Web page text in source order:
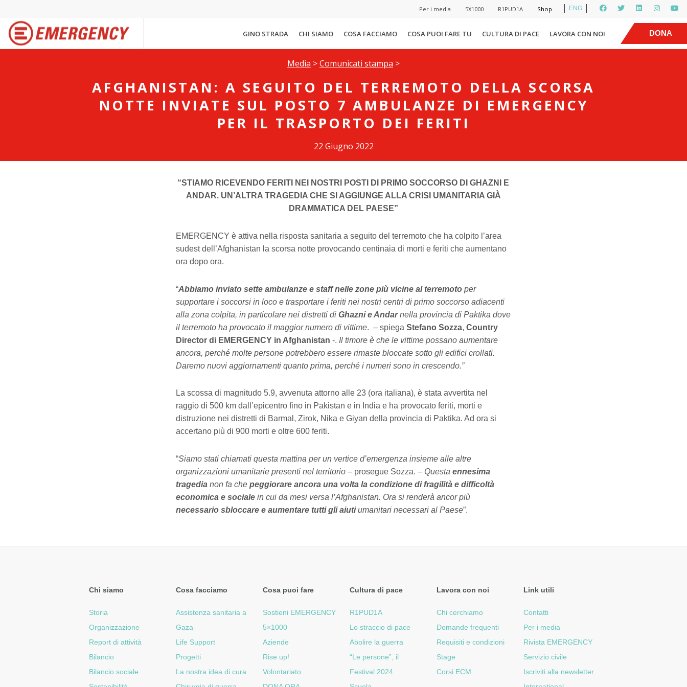
ENG
Per i media 5X1000 R1PUD1A Shop
DONA
GINO STRADA CHI SIAMO COSA FACCIAMO COSA PUOI FARE TU CULTURA DI PACE LAVORA CON NOI
Media >Comunicati stampa >
AFGHANISTAN: A SEGUITO DEL TERREMOTO DELLA SCORSA
NOTTE INVIATE SUL POSTO 7 AMBULANZE DI EMERGENCY
PER IL TRASPORTO DEI FERITI
22 Giugno 2022
“STIAMO RICEVENDO FERITI NEI NOSTRI POSTI DI PRIMO SOCCORSO DI GHAZNI E
ANDAR. UN’ALTRA TRAGEDIA CHE SI AGGIUNGE ALLA CRISI UMANITARIA GIÀ
DRAMMATICA DEL PAESE”
EMERGENCY è attiva nella risposta sanitaria a seguito del terremoto che ha colpito l’area
sudest dell’Afghanistan la scorsa notte provocando centinaia di morti e feriti che aumentano
ora dopo ora.
“Abbiamo inviato sette ambulanze e staff nelle zone più vicine al terremotoper
supportare i soccorsi in loco e trasportare i feriti nei nostri centri di primo soccorso adiacenti
alla zona colpita, in particolare nei distretti di Ghazni e Andarnella provincia di Paktika dove
il terremoto ha provocato il maggior numero di vittime. – spiega Stefano Sozza, Country
Director di EMERGENCY in Afghanistan -. Il timore è che le vittime possano aumentare
ancora, perché molte persone potrebbero essere rimaste bloccate sotto gli edifici crollati.
Daremo nuovi aggiornamenti quanto prima, perché i numeri sono in crescendo.”
La scossa di magnitudo 5.9, avvenuta attorno alle 23 (ora italiana), è stata avvertita nel
raggio di 500 km dall’epicentro fino in Pakistan e in India e ha provocato feriti, morti e
distruzione nei distretti di Barmal, Zirok, Nika e Giyan della provincia di Paktika. Ad ora si
accertano più di 900 morti e oltre 600 feriti.
“Siamo stati chiamati questa mattina per un vertice d’emergenza insieme alle altre
organizzazioni umanitarie presenti nel territorio– prosegue Sozza. – Questa ennesima
tragedianon fa che peggiorare ancora una volta la condizione di fragilità e difficoltà
economica e socialein cui da mesi versa l’Afghanistan. Ora si renderà ancor più
necessario sbloccare e aumentare tutti gli aiutiumanitari necessari al Paese”.
Chi siamo
Storia
Organizzazione
Report di attività
Bilancio
Bilancio sociale
Cosa facciamo
Assistenza sanitaria a
Gaza
Life Support
Progetti
La nostra idea di cura
Cosa puoi fare
Sostieni EMERGENCY
5×1000
Aziende
Rise up!
Volontariato
Cultura di pace
R1PUD1A
Lo straccio di pace
Abolire la guerra
“Le persone”, il
Festival 2024
Lavora con noi
Chi cerchiamo
Domande frequenti
Requisiti e condizioni
Stage
Corsi ECM
Link utili
Contatti
Per i media
Rivista EMERGENCY
Servizio civile
Iscriviti alla newsletter